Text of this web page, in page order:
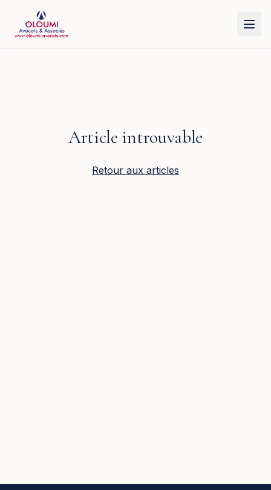
Article introuvable
Retour aux articles